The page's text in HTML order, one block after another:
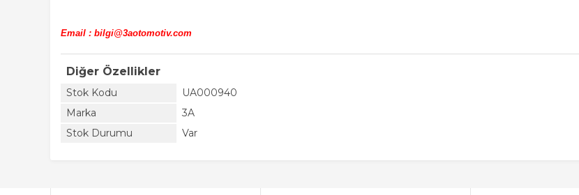
Email : bilgi@3aotomotiv.com
Diğer Özellikler
Stok Kodu
UA000940
Marka
3A
Stok Durumu
Var